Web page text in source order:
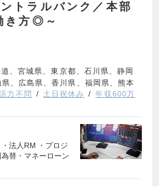
トラルバンク／本部
き方◎～
、宮城県、東京都、石川県、静岡
、広島県、香川県、福岡県、熊本
力不問 土日祝休み
年収600万
法人RM ・プロジ
替・マネーローン